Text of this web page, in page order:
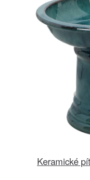
Keramické